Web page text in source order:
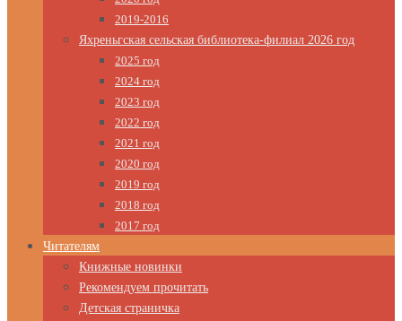
2019-2016
Яхреньгская сельская библиотека-филиал 2026 год
2025 год
2024 год
2023 год
2022 год
2021 год
2020 год
2019 год
2018 год
2017 год
Читателям
Книжные новинки
Рекомендуем прочитать
Детская страничка